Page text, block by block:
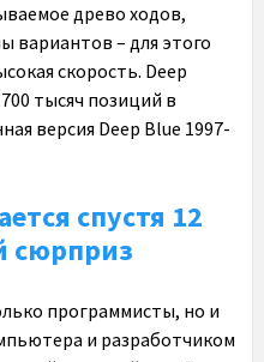
древо ходов,
вариантов – для этого
скорость. Deep
тысяч позиций в
версия Deep Blue 1997-
спустя 12
сюрприз
программисты, но и
и разработчиком